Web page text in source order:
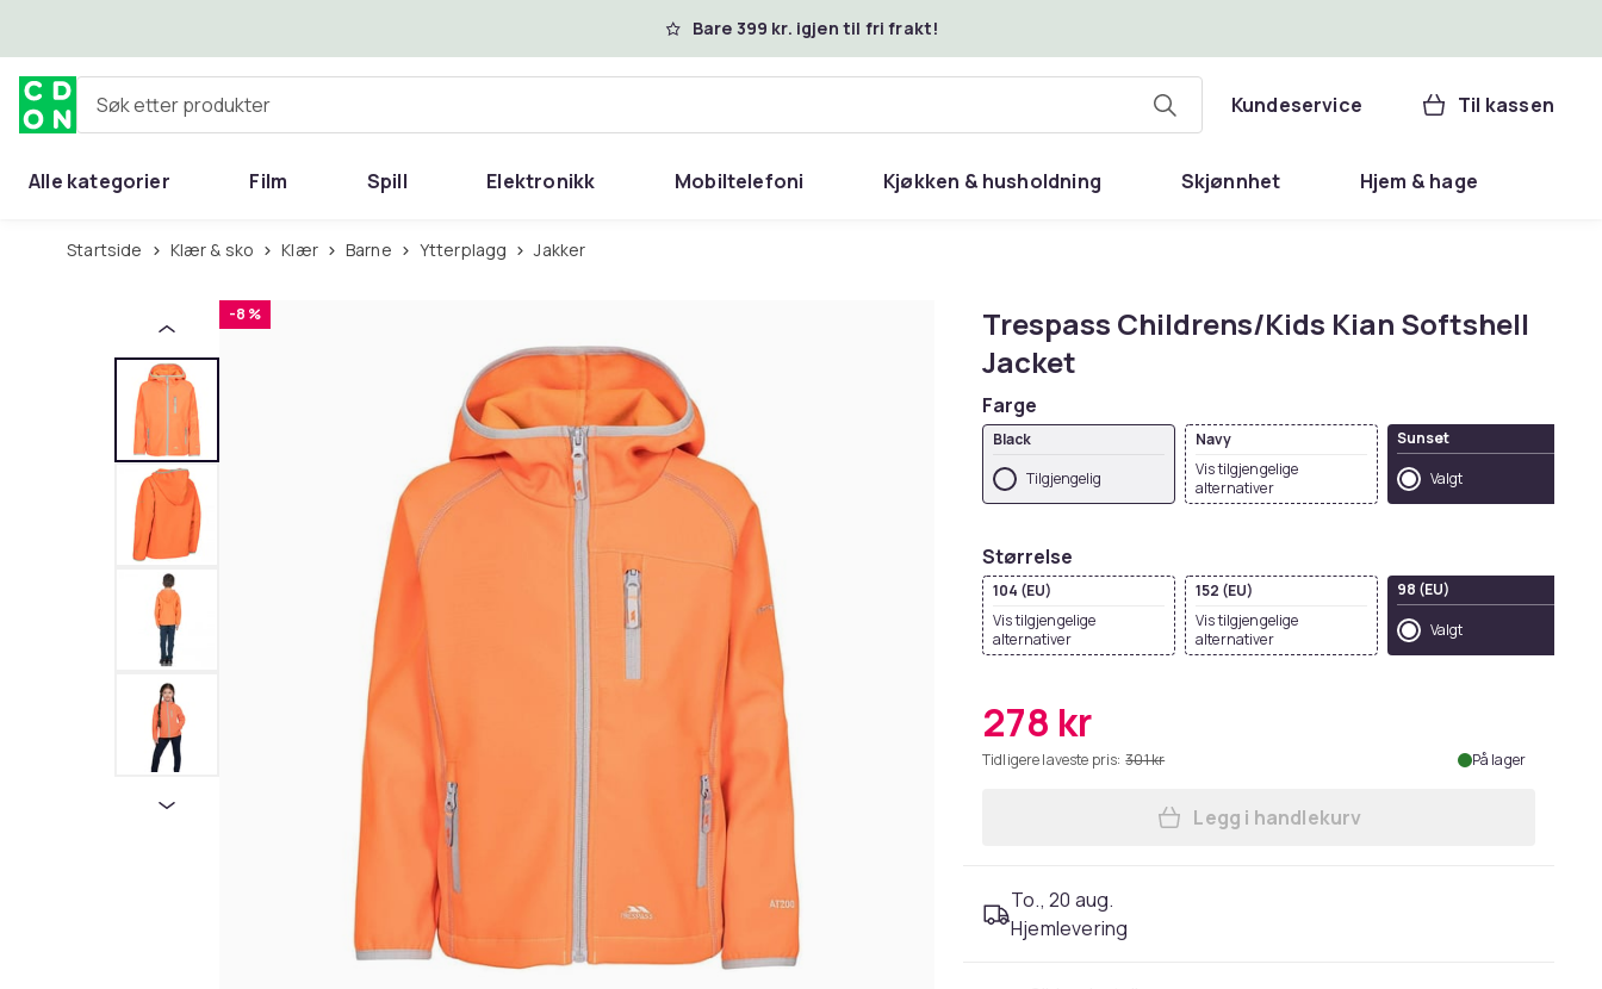
Bare 399 kr. igjen til fri frakt!
Søk etter produkter Kundeservice Til kassen
Alle kategorier Film Spill Elektronikk Mobiltelefoni Kjøkken & husholdning Skjønnhet Hjem & hage
Startside Klær & sko Klær Barne Ytterplagg Jakker
-8 %
Trespass Childrens/Kids Kian Softshell
Jacket
Farge
Black
Tilgjengelig
Navy
Vis tilgjengelige
alternativer
Sunset
Valgt
Størrelse
104 (EU)
Vis tilgjengelige
alternativer
152 (EU)
Vis tilgjengelige
alternativer
98 (EU)
Valgt
278 kr
Tidligere laveste pris: 301 kr På lager
Legg Trespass Childrens/Kids
Legg i handlekurv
To., 20 aug.
Hjemlevering